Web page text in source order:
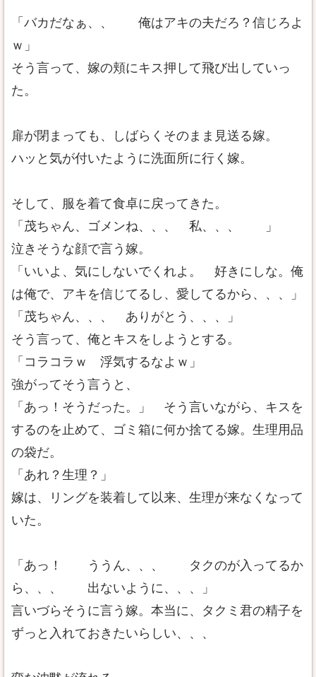
「バカだなぁ、、 俺はアキの夫だろ？信じろよ
ｗ」
そう言って、嫁の頬にキス押して飛び出していっ
た。
扉が閉まっても、しばらくそのまま見送る嫁。
ハッと気が付いたように洗面所に行く嫁。
そして、服を着て食卓に戻ってきた。
「茂ちゃん、ゴメンね、、、 私、、、 」
泣きそうな顔で言う嫁。
「いいよ、気にしないでくれよ。 好きにしな。俺
は俺で、アキを信じてるし、愛してるから、、、」
「茂ちゃん、、、 ありがとう、、、」
そう言って、俺とキスをしようとする。
「コラコラｗ 浮気するなよｗ」
強がってそう言うと、
「あっ！そうだった。」 そう言いながら、キスを
するのを止めて、ゴミ箱に何か捨てる嫁。生理用品
の袋だ。
「あれ？生理？」
嫁は、リングを装着して以来、生理が来なくなって
いた。
「あっ！ ううん、、、 タクのが入ってるか
ら、、、 出ないように、、、」
言いづらそうに言う嫁。本当に、タクミ君の精子を
ずっと入れておきたいらしい、、、